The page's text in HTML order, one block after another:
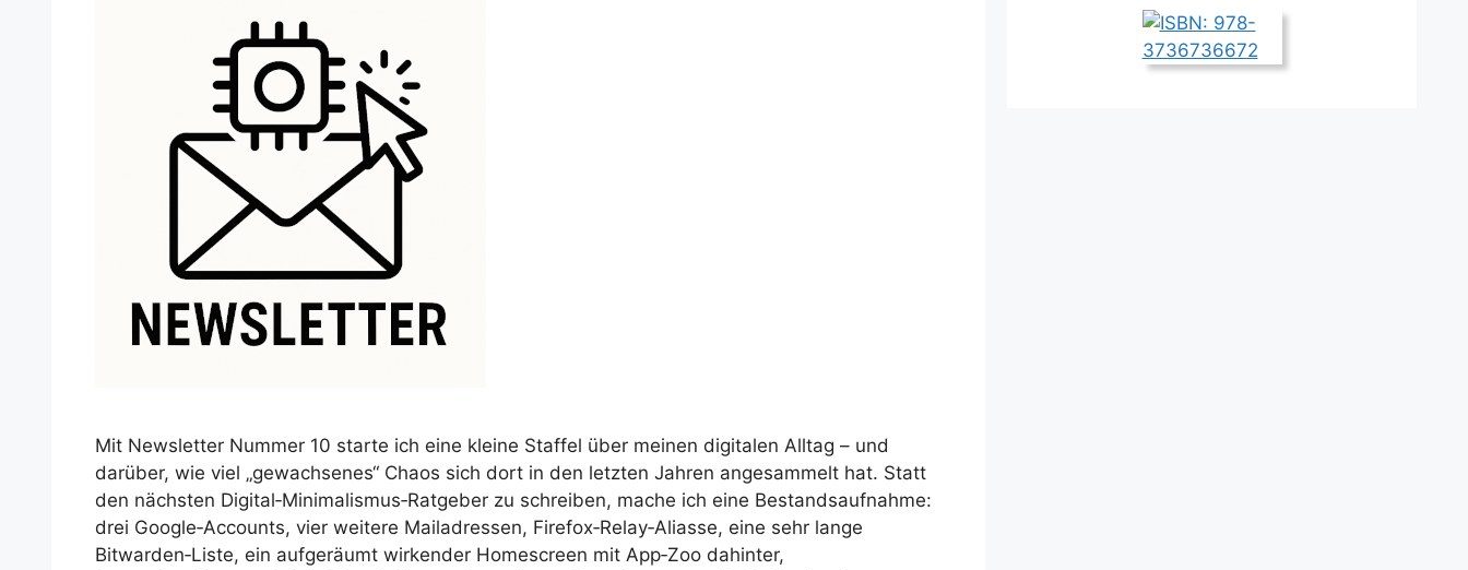
Mit Newsletter Nummer 10 starte ich eine kleine Staffel über meinen digitalen Alltag – und
darüber, wie viel „gewachsenes“ Chaos sich dort in den letzten Jahren angesammelt hat. Statt
den nächsten Digital‑Minimalismus‑Ratgeber zu schreiben, mache ich eine Bestandsaufnahme:
drei Google‑Accounts, vier weitere Mailadressen, Firefox‑Relay‑Aliasse, eine sehr lange
Bitwarden‑Liste, ein aufgeräumt wirkender Homescreen mit App‑Zoo dahinter,